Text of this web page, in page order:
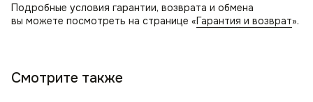
Подробные условия гарантии, возврата и обмена
вы можете посмотреть на странице «Гарантия и возврат».
Смотрите также